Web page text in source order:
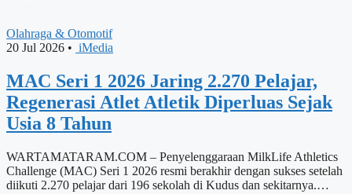
Olahraga & Otomotif
20 Jul 2026 • iMedia
MAC Seri 1 2026 Jaring 2.270 Pelajar,
Regenerasi Atlet Atletik Diperluas Sejak
Usia 8 Tahun
WARTAMATARAM.COM – Penyelenggaraan MilkLife Athletics
Challenge (MAC) Seri 1 2026 resmi berakhir dengan sukses setelah
diikuti 2.270 pelajar dari 196 sekolah di Kudus dan sekitarnya.…